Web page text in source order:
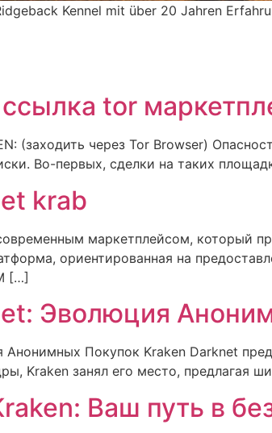
Kennel mit über 20 Jahren
tor
(заходить через Tor Browser)
Во-первых, сделки на таких
krab
маркетплейсом, который
ориентированная на
[…]
Эволюция
Анонимных Покупок Kraken Darknet
Kraken занял его место, предлагая
Ваш путь в